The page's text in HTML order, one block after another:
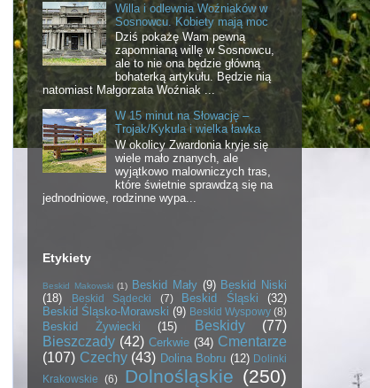
Willa i odlewnia Woźniaków w
Sosnowcu. Kobiety mają moc
Dziś pokażę Wam pewną
zapomnianą willę w Sosnowcu,
ale to nie ona będzie główną
bohaterką artykułu. Będzie nią
natomiast Małgorzata Woźniak ...
W 15 minut na Słowację –
Trojak/Kykula i wielka ławka
W okolicy Zwardonia kryje się
wiele mało znanych, ale
wyjątkowo malowniczych tras,
które świetnie sprawdzą się na
jednodniowe, rodzinne wypa...
Etykiety
Beskid Makowski (1) Beskid Mały (9) Beskid Niski
(18)
Beskid Sądecki (7) Beskid Śląski
(32)
Beskid Śląsko-Morawski (9) Beskid Wyspowy (8)
Beskid Żywiecki (15) Beskidy
(77)
Bieszczady (42) Cerkwie (34) Cmentarze
(107) Czechy (43) Dolina Bobru (12) Dolinki
Krakowskie
(6) Dolnośląskie (250)